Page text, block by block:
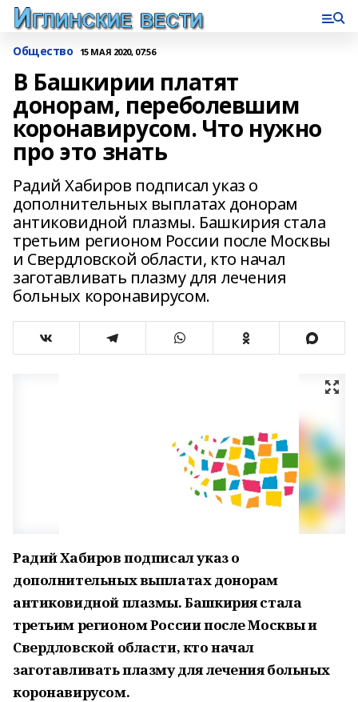
Общество 15 МАЯ 2020, 07:56
В Башкирии платят
донорам, переболевшим
коронавирусом. Что нужно
про это знать
Радий Хабиров подписал указ о
дополнительных выплатах донорам
антиковидной плазмы. Башкирия стала
третьим регионом России после Москвы
и Свердловской области, кто начал
заготавливать плазму для лечения
больных коронавирусом.
Радий Хабиров подписал указ о
дополнительных выплатах донорам
антиковидной плазмы. Башкирия стала
третьим регионом России после Москвы и
Свердловской области, кто начал
заготавливать плазму для лечения больных
коронавирусом.